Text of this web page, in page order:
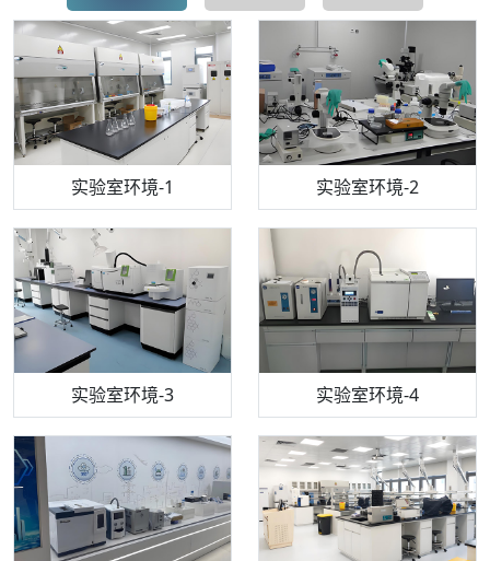
实验室环境-1 实验室环境-2
实验室环境-3 实验室环境-4
机构质检技术员-1 机构质检技术员-2
机构质检技术员-3 机构质检技术员-4
步入式恒温恒湿试验箱 电感耦合等离子体光谱仪
高效液相色谱仪 流式细胞仪